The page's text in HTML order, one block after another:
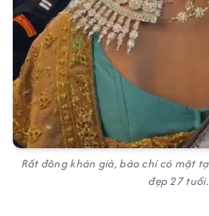
Rất đông khán giả, báo chí có mặt
đẹp 27 tuổi.